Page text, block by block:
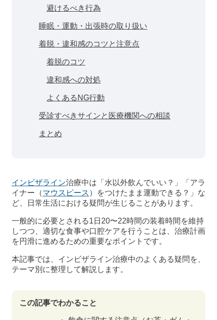
避けるべき行為
睡眠・運動・出張時の取り扱い
着脱・違和感のコツと注意点
着脱のコツ
違和感への対処
よくあるNG行動
受診すべきサインと医療機関への相談
まとめ
インビザライン治療中は「水以外飲んでいい？」「アラ
イナー（マウスピース ）をつけたまま運動できる？」な
ど、日常生活における疑問が生じることがあります。
一般的に必要とされる1日20〜22時間の装着時間を維持
しつつ、適切な食事や口腔ケアを行うことは、治療計画
を円滑に進めるための重要なポイントです。
本記事では、インビザライン治療中のよくある疑問を、
テーマ別に整理して解説します。
この記事でわかること